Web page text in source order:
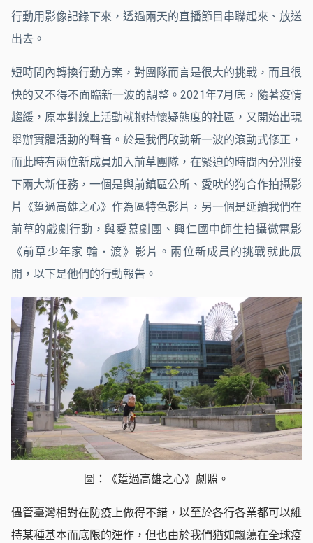
行動用影像記錄下來，透過兩天的直播節目串聯起來、放送
出去。
短時間內轉換行動方案，對團隊而言是很大的挑戰，而且很
快的又不得不面臨新一波的調整。2021年7月底，隨著疫情
趨緩，原本對線上活動就抱持懷疑態度的社區，又開始出現
舉辦實體活動的聲音。於是我們啟動新一波的滾動式修正，
而此時有兩位新成員加入前草團隊，在緊迫的時間內分別接
下兩大新任務，一個是與前鎮區公所、愛吠的狗合作拍攝影
片《踅過高雄之心》作為區特色影片，另一個是延續我們在
前草的戲劇行動，與愛慕劇團、興仁國中師生拍攝微電影
《前草少年家 輪・渡》影片。兩位新成員的挑戰就此展
開，以下是他們的行動報告。
圖：《踅過高雄之心》劇照。
儘管臺灣相對在防疫上做得不錯，以至於各行各業都可以維
持某種基本而底限的運作，但也由於我們猶如飄蕩在全球疫